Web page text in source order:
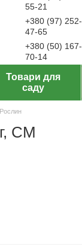
55-21
+380 (97) 252-
47-65
+380 (50) 167-
70-14
Товари для
саду
СМ